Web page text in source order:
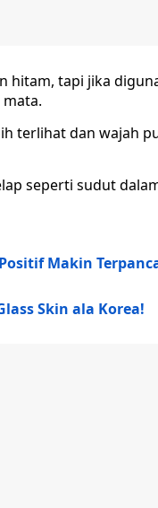
hitam, tapi jika
terlihat dan wajah
seperti sudut
Makin
Skin ala Korea!